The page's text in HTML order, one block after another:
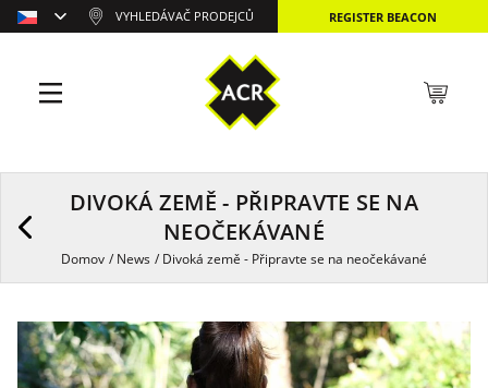
DIVOKÁ ZEMĚ - PŘIPRAVTE SE NA
NEOČEKÁVANÉ
Domov /News /Divoká země - Připravte se na neočekávané
VYHLEDÁVAČ PRODEJCŮ REGISTER BEACON